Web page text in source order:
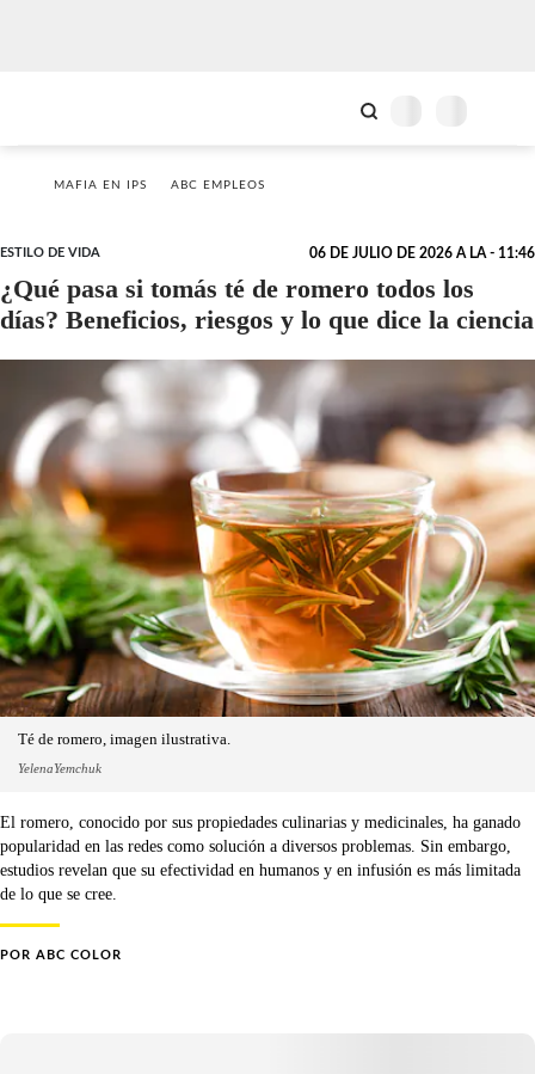
MAFIA EN IPS ABC EMPLEOS
ESTILO DE VIDA 06 DE JULIO DE 2026 A LA - 11:46
¿Qué pasa si tomás té de romero todos los
días? Beneficios, riesgos y lo que dice la ciencia
Té de romero, imagen ilustrativa.
YelenaYemchuk
El romero, conocido por sus propiedades culinarias y medicinales, ha ganado
popularidad en las redes como solución a diversos problemas. Sin embargo,
estudios revelan que su efectividad en humanos y en infusión es más limitada
de lo que se cree.
POR ABC COLOR